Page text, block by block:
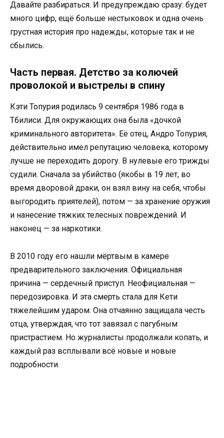
Давайте разбираться. И предупреждаю сразу: будет
много цифр, ещё больше нестыковок и одна очень
грустная история про надежды, которые так и не
сбылись.
Часть первая. Детство за колючей
проволокой и выстрелы в спину
Кэти Топурия родилась 9 сентября 1986 года в
Тбилиси. Для окружающих она была «дочкой
криминального авторитета». Её отец, Андро Топурия,
действительно имел репутацию человека, которому
лучше не переходить дорогу. В нулевые его трижды
судили. Сначала за убийство (якобы в 19 лет, во
время дворовой драки, он взял вину на себя, чтобы
выгородить приятелей), потом — за хранение оружия
и нанесение тяжких телесных повреждений. И
наконец — за наркотики.
В 2010 году его нашли мёртвым в камере
предварительного заключения. Официальная
причина — сердечный приступ. Неофициальная —
передозировка. И эта смерть стала для Кети
тяжелейшим ударом. Она отчаянно защищала честь
отца, утверждая, что тот завязал с пагубным
пристрастием. Но журналисты продолжали копать, и
каждый раз всплывали всё новые и новые
подробности.